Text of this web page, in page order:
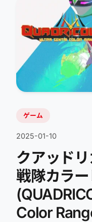
ゲーム
2025-01-10
クアッド
戦隊カラ
Color